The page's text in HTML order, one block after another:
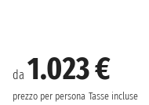
da 1.023 €
prezzo per persona Tasse incluse